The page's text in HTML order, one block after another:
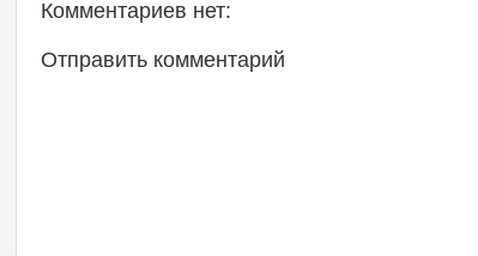
Комментариев нет:
Отправить комментарий